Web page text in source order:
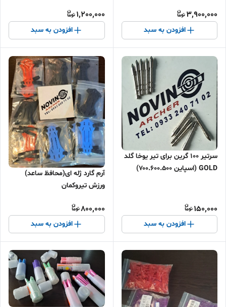
3,900,000
افزودن به سبد
1,200,000
افزودن به سبد
سرتیر ۱۰۰ گرین برای تیر یوخا گلد
GOLD (اسپاین ۷۰۰.۶۰۰.۵۰۰)
150,000
افزودن به سبد
آرم گارد ژله ای(محافظ ساعد)
ورزش تیروکمان
800,000
افزودن به سبد